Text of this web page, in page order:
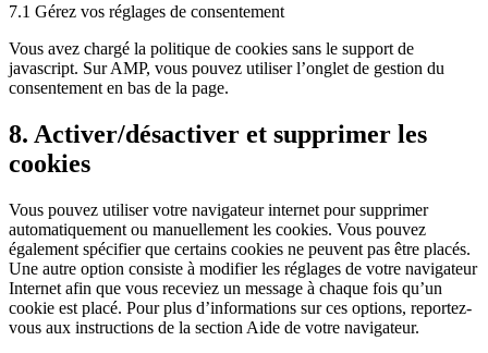
7.1 Gérez vos réglages de consentement
Vous avez chargé la politique de cookies sans le support de
javascript. Sur AMP, vous pouvez utiliser l’onglet de gestion du
consentement en bas de la page.
8. Activer/désactiver et supprimer les
cookies
Vous pouvez utiliser votre navigateur internet pour supprimer
automatiquement ou manuellement les cookies. Vous pouvez
également spécifier que certains cookies ne peuvent pas être placés.
Une autre option consiste à modifier les réglages de votre navigateur
Internet afin que vous receviez un message à chaque fois qu’un
cookie est placé. Pour plus d’informations sur ces options, reportez-
vous aux instructions de la section Aide de votre navigateur.